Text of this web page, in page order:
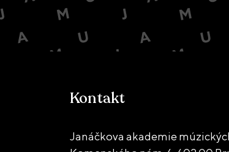
Kontakt
Janáčkova akademie